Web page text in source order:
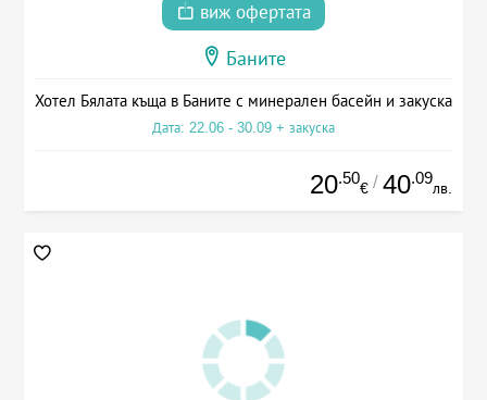
виж офертата
Баните
Хотел Бялата къща в Баните с минерален басейн и закуска
Дата: 22.06 - 30.09 + закуска
20.50
€ / 40.09
лв.